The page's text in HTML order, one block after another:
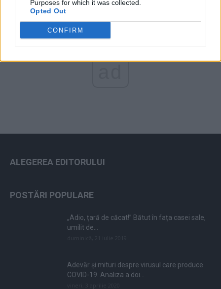
Purposes for which it was collected.
Opted Out
CONFIRM
ALEGEREA EDITORULUI
POSTĂRI POPULARE
„Adio, țară de căcat!” Bătut în fața casei sale,
umilit de...
Adevăr și mituri despre virusul care produce
COVID-19. Analiza a doi...